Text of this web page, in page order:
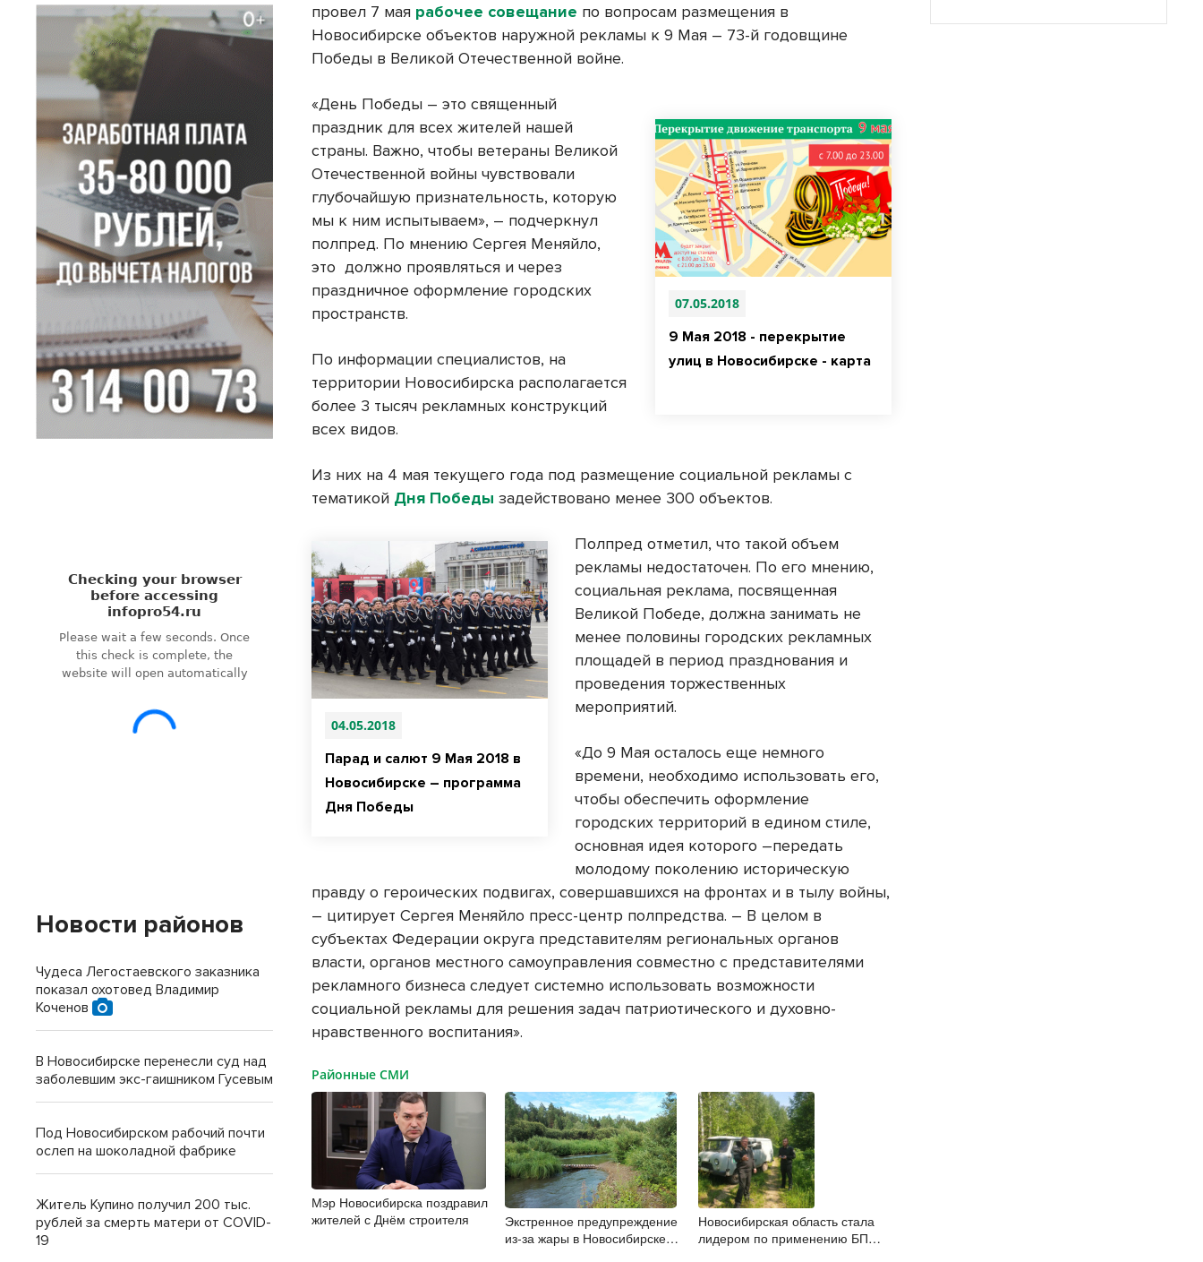
провел 7 мая рабочее совещание по вопросам размещения в
Новосибирске объектов наружной рекламы к 9 Мая – 73-й годовщине
Победы в Великой Отечественной войне.
07.05.2018
9 Мая 2018 - перекрытие
улиц в Новосибирске - карта
«День Победы – это священный
праздник для всех жителей нашей
страны. Важно, чтобы ветераны Великой
Отечественной войны чувствовали
глубочайшую признательность, которую
мы к ним испытываем», – подчеркнул
полпред. По мнению Сергея Меняйло,
это должно проявляться и через
праздничное оформление городских
пространств.
По информации специалистов, на
территории Новосибирска располагается
более 3 тысяч рекламных конструкций
всех видов.
Из них на 4 мая текущего года под размещение социальной рекламы с
тематикой Дня Победы задействовано менее 300 объектов.
04.05.2018
Парад и салют 9 Мая 2018 в
Новосибирске – программа
Дня Победы
Полпред отметил, что такой объем
рекламы недостаточен. По его мнению,
социальная реклама, посвященная
Великой Победе, должна занимать не
менее половины городских рекламных
площадей в период празднования и
проведения торжественных
мероприятий.
«До 9 Мая осталось еще немного
времени, необходимо использовать его,
чтобы обеспечить оформление
городских территорий в едином стиле,
основная идея которого –передать
молодому поколению историческую
правду о героических подвигах, совершавшихся на фронтах и в тылу войны,
– цитирует Сергея Меняйло пресс-центр полпредства. – В целом в
субъектах Федерации округа представителям региональных органов
власти, органов местного самоуправления совместно с представителями
рекламного бизнеса следует системно использовать возможности
социальной рекламы для решения задач патриотического и духовно-
нравственного воспитания».
Районные СМИ
Мэр Новосибирска поздравил
жителей с Днём строителя
Экстренное предупреждение
из-за жары в Новосибирске
Новосибирская область стала
лидером по применению БПЛА
Новости районов
Чудеса Легостаевского заказника
показал охотовед Владимир
Коченов
В Новосибирске перенесли суд над
заболевшим экс-гаишником Гусевым
Под Новосибирском рабочий почти
ослеп на шоколадной фабрике
Житель Купино получил 200 тыс.
рублей за смерть матери от COVID-
19